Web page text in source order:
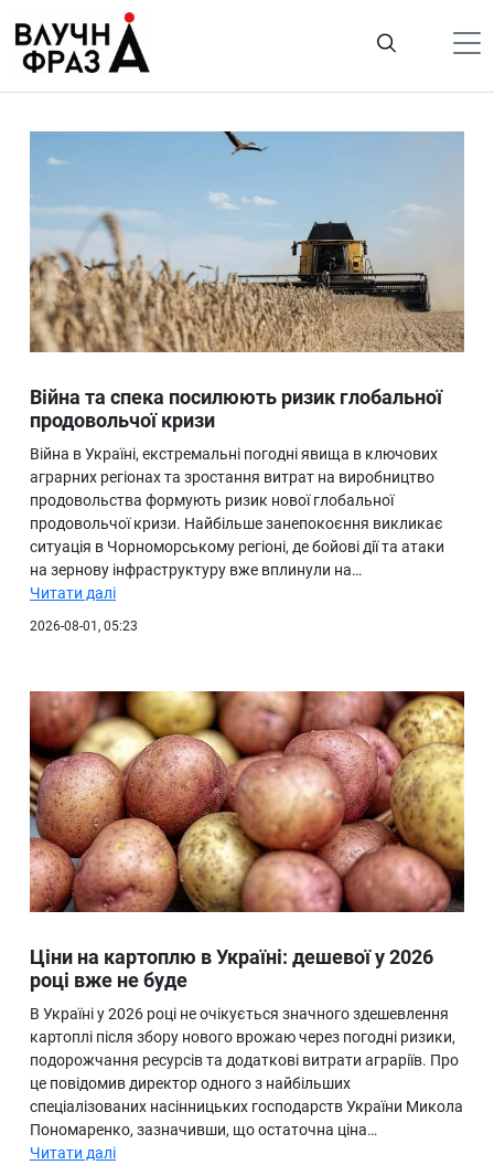
содержимому
Гроші
Життя
Лайфстайл
ТехноНаука
Людина
Ukraine
Про нас
Війна та спека посилюють ризик глобальної
продовольчої кризи
Війна в Україні, екстремальні погодні явища в ключових
аграрних регіонах та зростання витрат на виробництво
продовольства формують ризик нової глобальної
продовольчої кризи. Найбільше занепокоєння викликає
ситуація в Чорноморському регіоні, де бойові дії та атаки
на зернову інфраструктуру вже вплинули на…
Читати далі
2026-08-01, 05:23
Ціни на картоплю в Україні: дешевої у 2026
році вже не буде
В Україні у 2026 році не очікується значного здешевлення
картоплі після збору нового врожаю через погодні ризики,
подорожчання ресурсів та додаткові витрати аграріїв. Про
це повідомив директор одного з найбільших
спеціалізованих насінницьких господарств України Микола
Пономаренко, зазначивши, що остаточна ціна…
Читати далі